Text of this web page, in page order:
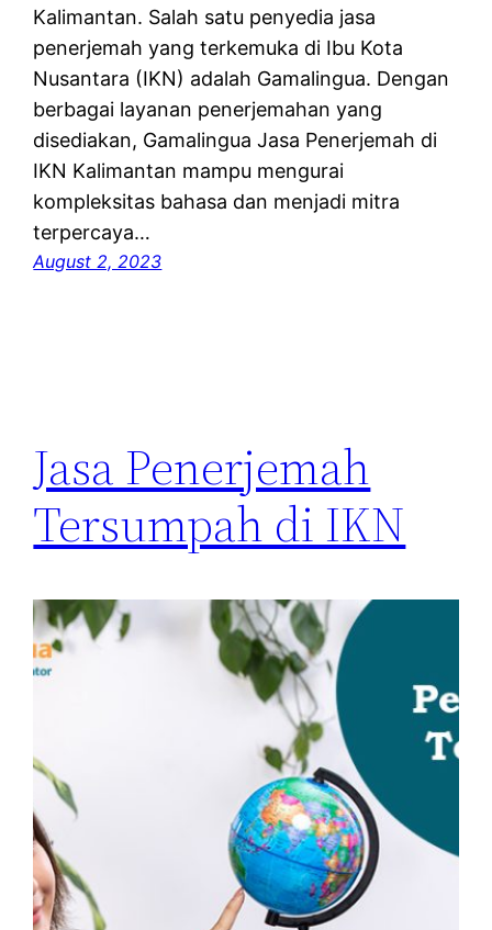
Kalimantan. Salah satu penyedia jasa
penerjemah yang terkemuka di Ibu Kota
Nusantara (IKN) adalah Gamalingua. Dengan
berbagai layanan penerjemahan yang
disediakan, Gamalingua Jasa Penerjemah di
IKN Kalimantan mampu mengurai
kompleksitas bahasa dan menjadi mitra
terpercaya…
August 2, 2023
Jasa Penerjemah
Tersumpah di IKN